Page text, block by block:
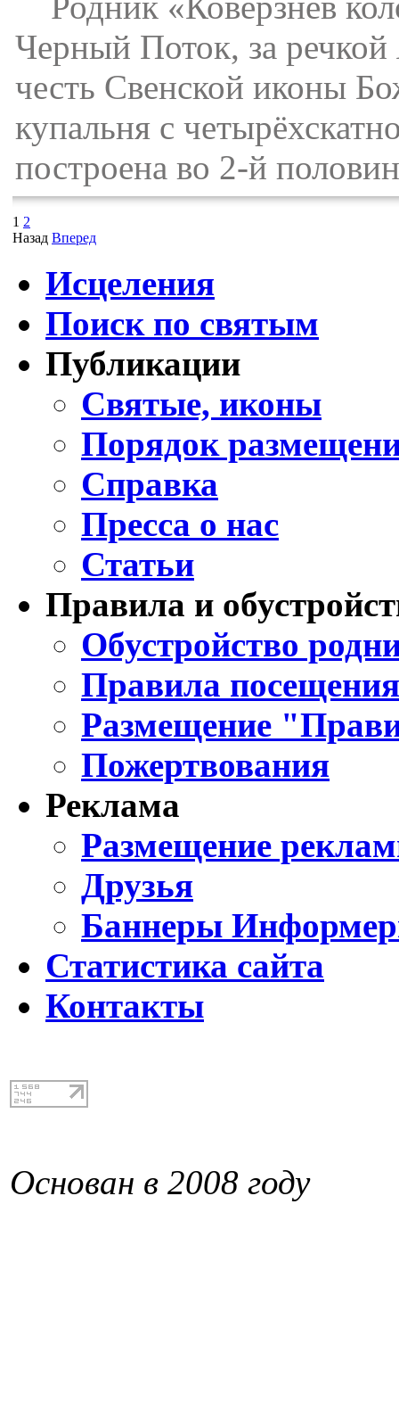
Черный Поток, за
честь Свенской иконы
купальня с
построена во 2-й
1 2
Назад Вперед
Исцеления
Поиск по святым
Публикации
Святые, иконы
Порядок
Справка
Пресса о нас
Статьи
Правила и
Обустройство
Правила
Размещение
Пожертвования
Реклама
Размещение
Друзья
Баннеры
Статистика сайта
Контакты
Основан в 2008 году